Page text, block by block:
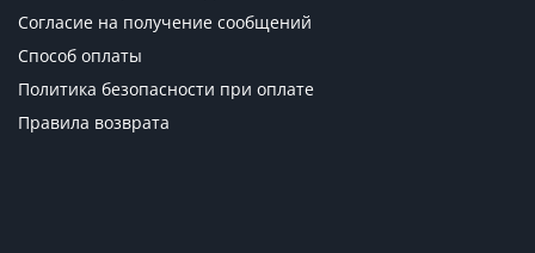
Согласие на получение сообщений
Способ оплаты
Политика безопасности при оплате
Правила возврата